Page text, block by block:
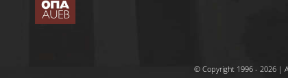
© Copyright 1996 - 2026 |